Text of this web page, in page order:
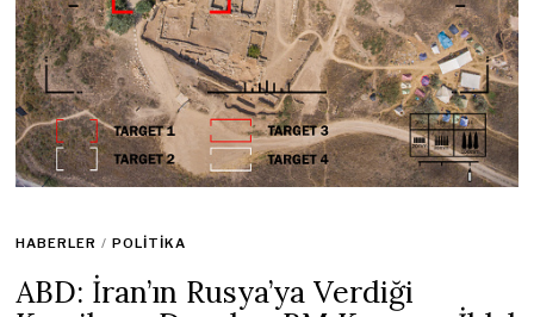
HABERLER / POLITIKA
ABD: İran’ın Rusya’ya Verdiği